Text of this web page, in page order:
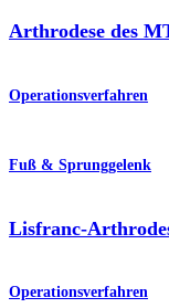
Arthrodese des
Operationsverfahren
Fuß & Sprunggelenk
Lisfranc-
Operationsverfahren